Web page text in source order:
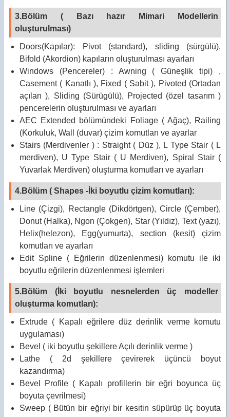
3.Bölüm ( Bazı hazır Mimari Modellerin
oluşturulması)
Doors(Kapılar): Pivot (standard), sliding (sürgülü),
Bifold (Akordion) kapıların oluşturulması ayarları
Windows (Pencereler) : Awning ( Güneşlik tipi) ,
Casement ( Kanatlı ), Fixed ( Sabit ), Pivoted (Ortadan
açılan ), Sliding (Sürügülü), Projected (özel tasarım )
pencerelerin oluşturulması ve ayarları
AEC Extended bölümündeki Foliage ( Ağaç), Railing
(Korkuluk, Wall (duvar) çizim komutları ve ayarlar
Stairs (Merdivenler ) : Straight ( Düz ), L Type Stair ( L
merdiven), U Type Stair ( U Merdiven), Spiral Stair (
Yuvarlak Merdiven) oluşturma komutları ve ayarları
4.Bölüm ( Shapes -İki boyutlu çizim komutları):
Line (Çizgi), Rectangle (Dikdörtgen), Circle (Çember),
Donut (Halka), Ngon (Çokgen), Star (Yıldız), Text (yazı),
Helix(helezon), Egg(yumurta), section (kesit) çizim
komutları ve ayarları
Edit Spline ( Eğrilerin düzenlenmesi) komutu ile iki
boyutlu eğrilerin düzenlenmesi işlemleri
5.Bölüm (İki boyutlu nesnelerden üç modeller
oluşturma komutları):
Extrude ( Kapalı eğrilere düz derinlik verme komutu
uygulaması)
Bevel ( iki boyutlu şekillere Açılı derinlik verme )
Lathe ( 2d şekillere çevirerek üçüncü boyut
kazandırma)
Bevel Profile ( Kapalı profillerin bir eğri boyunca üç
boyuta çevrilmesi)
Sweep ( Bütün bir eğriyi bir kesitin süpürüp üç boyuta